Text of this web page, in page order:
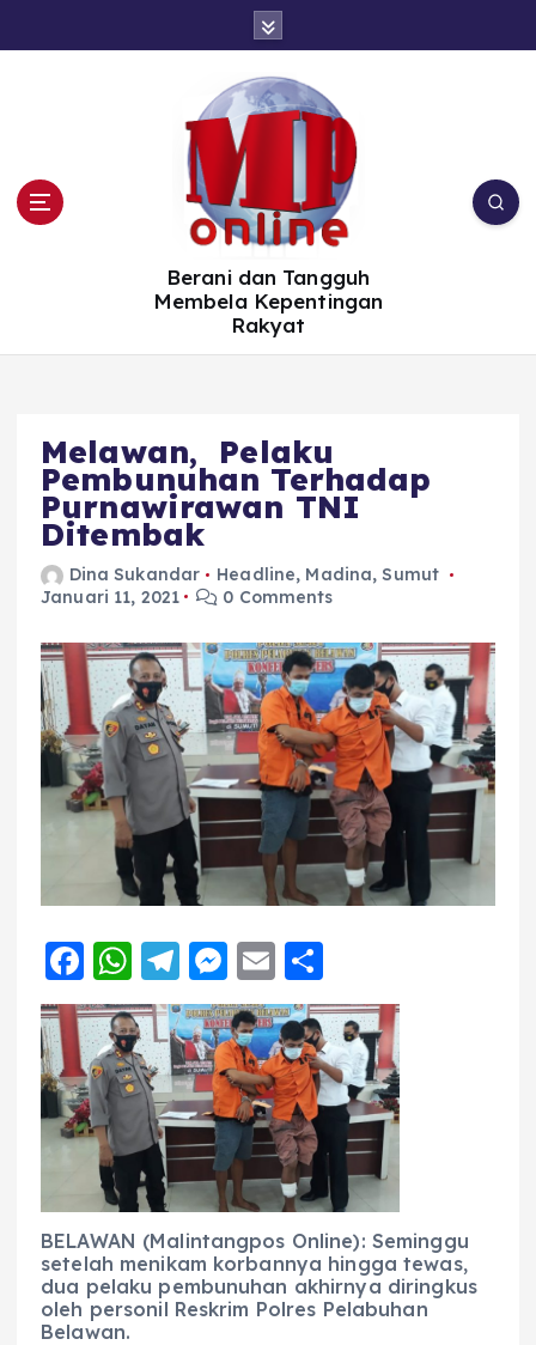
Berani dan Tangguh
Membela Kepentingan
Rakyat
Melawan, Pelaku
Pembunuhan Terhadap
Purnawirawan TNI
Ditembak
Dina Sukandar Headline, Madina,Sumut
Januari 11, 2021
0 Comments
F
a
c
e
b
o
o
k
W
h
a
ts
A
p
p
T
el
e
g
r
a
m
M
e
ss
e
n
g
er
E
m
ai
l
h
a
re
BELAWAN (Malintangpos Online): Seminggu
setelah menikam korbannya hingga tewas,
dua pelaku pembunuhan akhirnya diringkus
oleh personil Reskrim Polres Pelabuhan
Belawan.